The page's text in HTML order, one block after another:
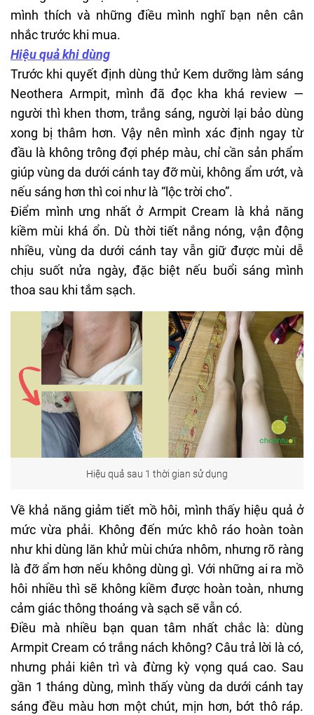
mình thích và những điều mình nghĩ bạn nên cân
nhắc trước khi mua.
Hiệu quả khi dùng
Trước khi quyết định dùng thử Kem dưỡng làm sáng
Neothera Armpit, mình đã đọc kha khá review —
người thì khen thơm, trắng sáng, người lại bảo dùng
xong bị thâm hơn. Vậy nên mình xác định ngay từ
đầu là không trông đợi phép màu, chỉ cần sản phẩm
giúp vùng da dưới cánh tay đỡ mùi, không ẩm ướt, và
nếu sáng hơn thì coi như là “lộc trời cho”.
Điểm mình ưng nhất ở Armpit Cream là khả năng
kiềm mùi khá ổn. Dù thời tiết nắng nóng, vận động
nhiều, vùng da dưới cánh tay vẫn giữ được mùi dễ
chịu suốt nửa ngày, đặc biệt nếu buổi sáng mình
thoa sau khi tắm sạch.
Hiệu quả sau 1 thời gian sử dụng
Về khả năng giảm tiết mồ hôi, mình thấy hiệu quả ở
mức vừa phải. Không đến mức khô ráo hoàn toàn
như khi dùng lăn khử mùi chứa nhôm, nhưng rõ ràng
là đỡ ẩm hơn nếu không dùng gì. Với những ai ra mồ
hôi nhiều thì sẽ không kiềm được hoàn toàn, nhưng
cảm giác thông thoáng và sạch sẽ vẫn có.
Điều mà nhiều bạn quan tâm nhất chắc là: dùng
Armpit Cream có trắng nách không? Câu trả lời là có,
nhưng phải kiên trì và đừng kỳ vọng quá cao. Sau
gần 1 tháng dùng, mình thấy vùng da dưới cánh tay
sáng đều màu hơn một chút, mịn hơn, bớt thô ráp.